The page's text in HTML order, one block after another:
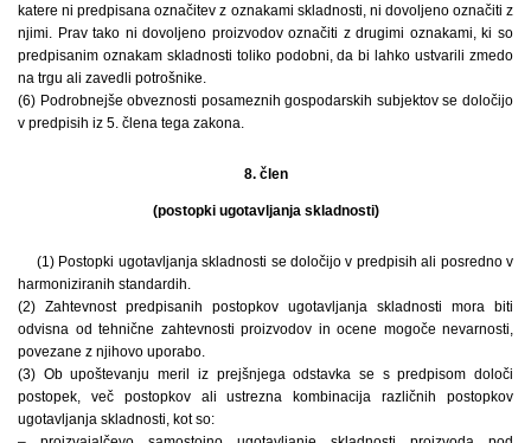
katere ni predpisana označitev z oznakami skladnosti, ni dovoljeno označiti z
njimi. Prav tako ni dovoljeno proizvodov označiti z drugimi oznakami, ki so
predpisanim oznakam skladnosti toliko podobni, da bi lahko ustvarili zmedo
na trgu ali zavedli potrošnike.
(6) Podrobnejše obveznosti posameznih gospodarskih subjektov se določijo
v predpisih iz 5. člena tega zakona.
8. člen
(postopki ugotavljanja skladnosti)
(1) Postopki ugotavljanja skladnosti se določijo v predpisih ali posredno v
harmoniziranih standardih.
(2) Zahtevnost predpisanih postopkov ugotavljanja skladnosti mora biti
odvisna od tehnične zahtevnosti proizvodov in ocene mogoče nevarnosti,
povezane z njihovo uporabo.
(3) Ob upoštevanju meril iz prejšnjega odstavka se s predpisom določi
postopek, več postopkov ali ustrezna kombinacija različnih postopkov
ugotavljanja skladnosti, kot so: